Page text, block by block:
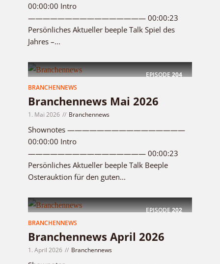
00:00:00 Intro
———————————————— 00:00:23
Persönliches Aktueller beeple Talk Spiel des
Jahres –...
EPISODE204
BRANCHENNEWS
Branchennews Mai 2026
1. Mai 2026 Branchennews
Shownotes ————————————————
00:00:00 Intro
———————————————— 00:00:23
Persönliches Aktueller beeple Talk Beeple
Osterauktion für den guten...
EPISODE202
BRANCHENNEWS
Branchennews April 2026
1. April 2026 Branchennews